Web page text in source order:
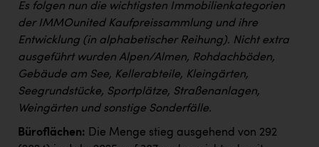
Es folgen nun die wichtigsten Immobilienkategorien
der IMMOunited Kaufpreissammlung und ihre
Entwicklung (in alphabetischer Reihung). Nicht extra
ausgeführt wurden Alpen/Almen, Rohdachböden,
Gebäude am See, Kellerabteile, Kleingärten,
Seegrundstücke, Sportplätze, Straßenanlagen,
Weingärten und sonstige Sonderfälle.
Büroflächen: Die Menge stieg ausgehend von 292